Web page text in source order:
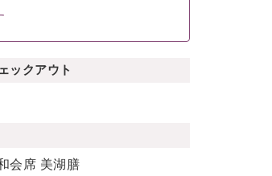
ックアウト
会席 美湖膳